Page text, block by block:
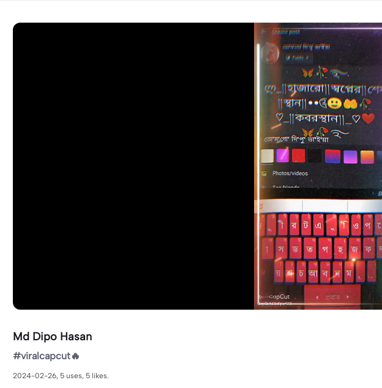
Md Dipo Hasan
#viralcapcut🔥
2024-02-26, 5 uses, 5 likes.